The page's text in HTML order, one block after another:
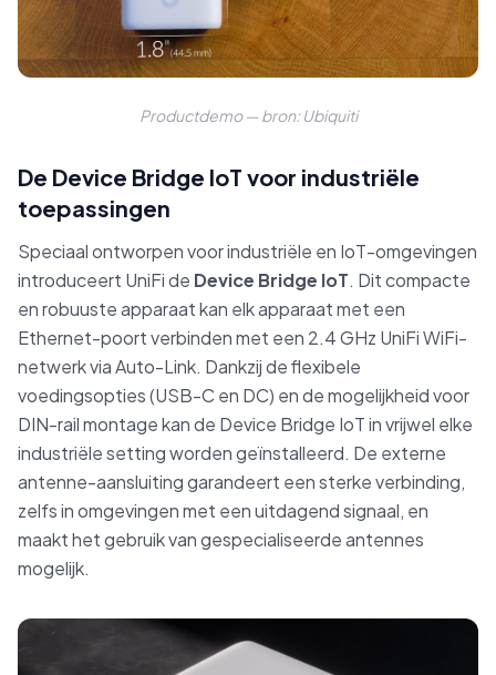
Productdemo — bron: Ubiquiti
De Device Bridge IoT voor industriële
toepassingen
Speciaal ontworpen voor industriële en IoT-omgevingen
introduceert UniFi de Device Bridge IoT. Dit compacte
en robuuste apparaat kan elk apparaat met een
Ethernet-poort verbinden met een 2.4 GHz UniFi WiFi-
netwerk via Auto-Link. Dankzij de flexibele
voedingsopties (USB-C en DC) en de mogelijkheid voor
DIN-rail montage kan de Device Bridge IoT in vrijwel elke
industriële setting worden geïnstalleerd. De externe
antenne-aansluiting garandeert een sterke verbinding,
zelfs in omgevingen met een uitdagend signaal, en
maakt het gebruik van gespecialiseerde antennes
mogelijk.